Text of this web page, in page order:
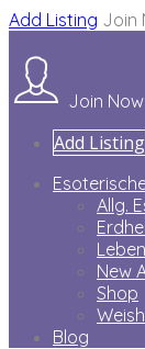
Add Listing Join
Join Now
Add Listing
Allg.
New
Shop
Blog